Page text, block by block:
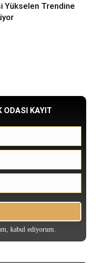
Yükselen Trendine
ODASI KAYIT
kabul ediyorum.